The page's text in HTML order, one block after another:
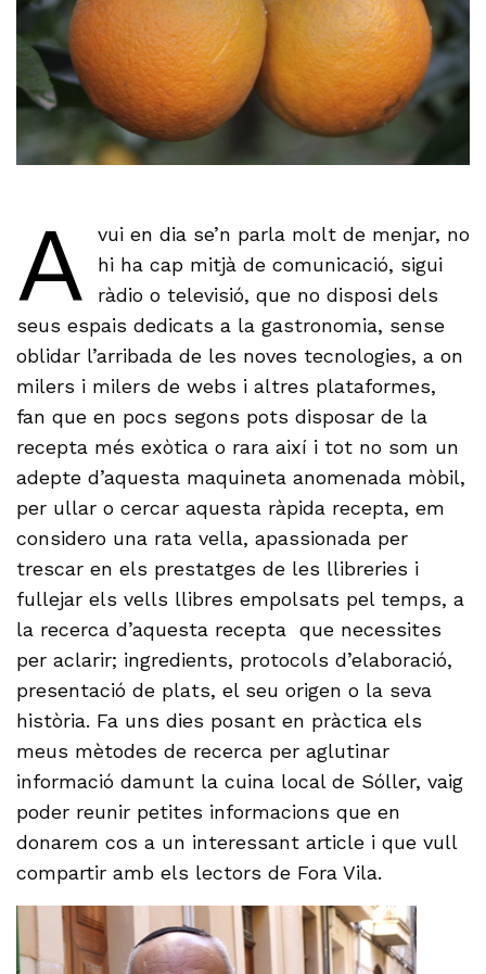
A
vui en dia se’n parla molt de menjar, no
hi ha cap mitjà de comunicació, sigui
ràdio o televisió, que no disposi dels
seus espais dedicats a la gastronomia, sense
oblidar l’arribada de les noves tecnologies, a on
milers i milers de webs i altres plataformes,
fan que en pocs segons pots disposar de la
recepta més exòtica o rara així i tot no som un
adepte d’aquesta maquineta anomenada mòbil,
per ullar o cercar aquesta ràpida recepta, em
considero una rata vella, apassionada per
trescar en els prestatges de les llibreries i
fullejar els vells llibres empolsats pel temps, a
la recerca d’aquesta recepta que necessites
per aclarir; ingredients, protocols d’elaboració,
presentació de plats, el seu origen o la seva
història. Fa uns dies posant en pràctica els
meus mètodes de recerca per aglutinar
informació damunt la cuina local de Sóller, vaig
poder reunir petites informacions que en
donarem cos a un interessant article i que vull
compartir amb els lectors de Fora Vila.